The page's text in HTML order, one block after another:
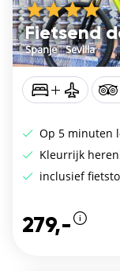
Fietsend
Spanje/Sevilla
Op 5 minuten
Kleurrijk
inclusief
279,-